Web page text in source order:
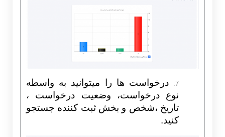
7.
درخواست ها را میتوانید به واسطه
نوع درخواست، وضعیت درخواست ،
تاریخ ،شخص و بخش ثبت کننده جستجو
کنید.